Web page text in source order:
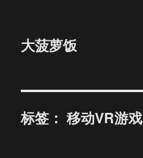
大菠萝饭
标签：移动VR游戏